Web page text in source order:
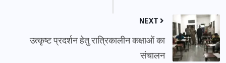
NEXT
उत्कृष्ट प्रदर्शन हेतु रात्रिकालीन कक्षाओं का
संचालन